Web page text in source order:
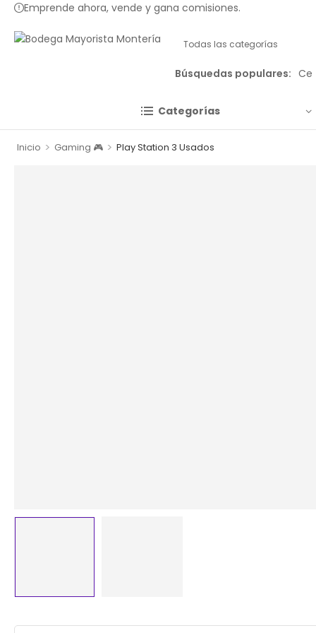
Emprende ahora, vende y gana comisiones.
Búsquedas populares: Ce
Categorías
Inicio > Gaming 🎮 > Play Station 3 Usados